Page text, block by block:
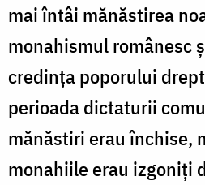
mai întâi mănăstirea
monahismul românesc
credința poporului
perioada dictaturii
mănăstiri erau închise,
monahiile erau izgoniți